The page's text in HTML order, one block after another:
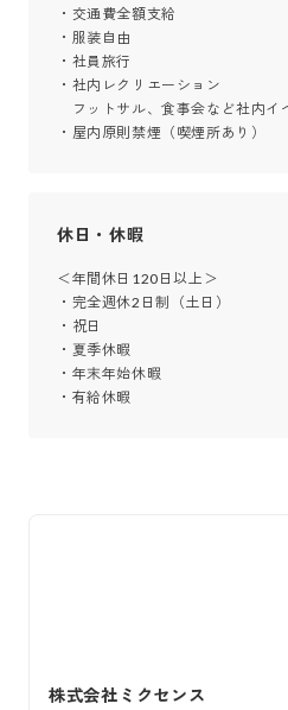
・交通費全額支給
・服装自由
・社員旅行
・社内レクリエーション
フットサル、食事会など社内イ
・屋内原則禁煙（喫煙所あり）
休日・休暇
＜年間休日120日以上＞
・完全週休2日制（土日）
・祝日
・夏季休暇
・年末年始休暇
・有給休暇
株式会社ミクセンス